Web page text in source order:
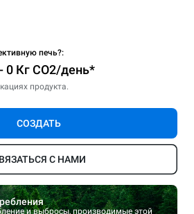
печь?:
0 Кг CO2/день*
продукта.
СОЗДАТЬ
С НАМИ
и выбросы, производимые этой